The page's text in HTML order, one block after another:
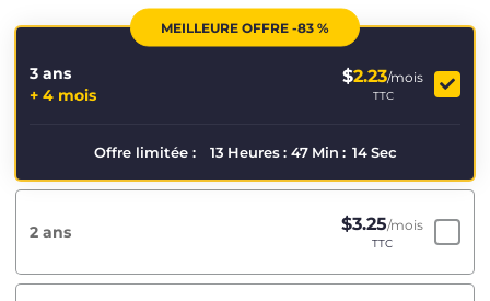
MEILLEURE OFFRE -83 %
3 ans
+ 4 mois
$2.23/mois
TTC
Offre limitée : 13 Heures : 47 Min : 13 Sec
2 ans $3.25/mois
TTC